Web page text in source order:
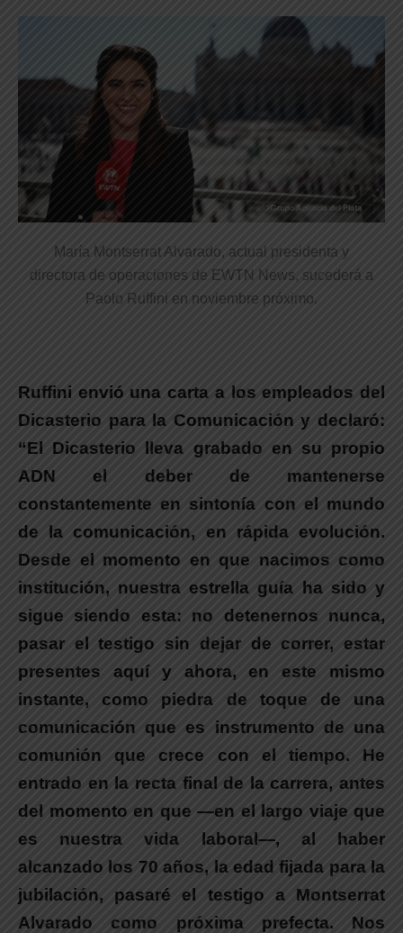
María Montserrat Alvarado, actual presidenta y
directora de operaciones de EWTN News, sucederá a
Paolo Ruffini en noviembre próximo.
Ruffini envió una carta a los empleados del
Dicasterio para la Comunicación y declaró:
“El Dicasterio lleva grabado en su propio
ADN el deber de mantenerse
constantemente en sintonía con el mundo
de la comunicación, en rápida evolución.
Desde el momento en que nacimos como
institución, nuestra estrella guía ha sido y
sigue siendo esta: no detenernos nunca,
pasar el testigo sin dejar de correr, estar
presentes aquí y ahora, en este mismo
instante, como piedra de toque de una
comunicación que es instrumento de una
comunión que crece con el tiempo. He
entrado en la recta final de la carrera, antes
del momento en que —en el largo viaje que
es nuestra vida laboral—, al haber
alcanzado los 70 años, la edad fijada para la
jubilación, pasaré el testigo a Montserrat
Alvarado como próxima prefecta. Nos